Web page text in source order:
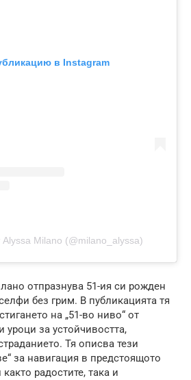
в Instagram
Alyssa Milano (@milano_alyssa)
отпразнува 51-ия си рожден
без грим. В публикацията тя
на „51-во ниво“ от
уроци за устойчивостта,
Тя описва тези
за навигация в предстоящото
радостите, така и